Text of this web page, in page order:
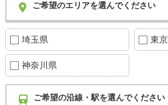
ご希望のエリアを選んでください
埼玉県 東
神奈川県
ご希望の沿線・駅を選んでください